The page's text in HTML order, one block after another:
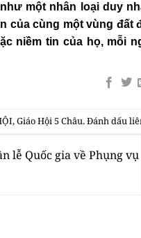
một nhân loại duy
cùng một vùng đất
niềm tin của họ, mỗi
,Giáo Hội 5 Châu. Đánh dấu
lễ Quốc gia về Phụng vụ